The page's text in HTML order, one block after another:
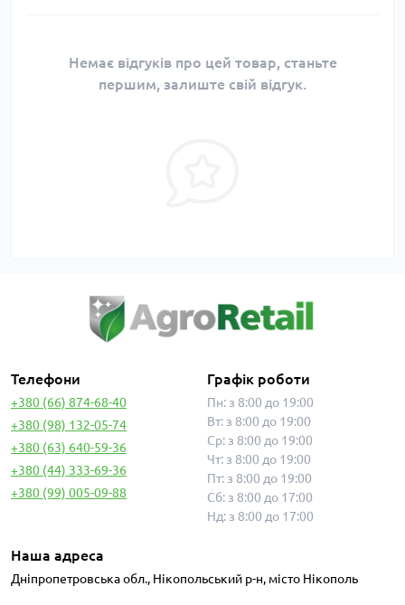
Немає відгуків про цей товар, станьте
першим, залиште свій відгук.
Телефони
+380 (66) 874-68-40
+380 (98) 132-05-74
+380 (63) 640-59-36
+380 (44) 333-69-36
+380 (99) 005-09-88
Графік роботи
Пн: з 8:00 до 19:00
Вт: з 8:00 до 19:00
Ср: з 8:00 до 19:00
Чт: з 8:00 до 19:00
Пт: з 8:00 до 19:00
Сб: з 8:00 до 17:00
Нд: з 8:00 до 17:00
Наша адреса
Дніпропетровська обл., Нікопольський р-н, місто Нікополь